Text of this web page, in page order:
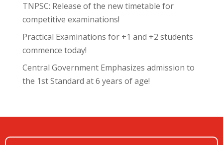
TNPSC: Release of the new timetable for
competitive examinations!
Practical Examinations for +1 and +2 students
commence today!
Central Government Emphasizes admission to
the 1st Standard at 6 years of age!